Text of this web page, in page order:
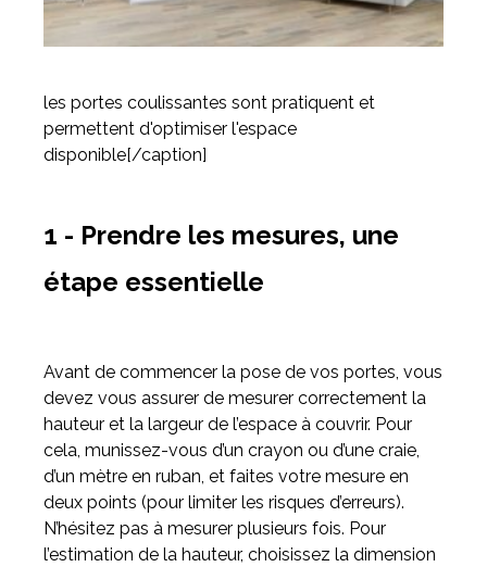
les portes coulissantes sont pratiquent et
permettent d'optimiser l'espace
disponible[/caption]
1 - Prendre les mesures, une
étape essentielle
Avant de commencer la pose de vos portes, vous
devez vous assurer de mesurer correctement la
hauteur et la largeur de l’espace à couvrir. Pour
cela, munissez-vous d’un crayon ou d’une craie,
d’un mètre en ruban, et faites votre mesure en
deux points (pour limiter les risques d’erreurs).
N’hésitez pas à mesurer plusieurs fois. Pour
l’estimation de la hauteur, choisissez la dimension